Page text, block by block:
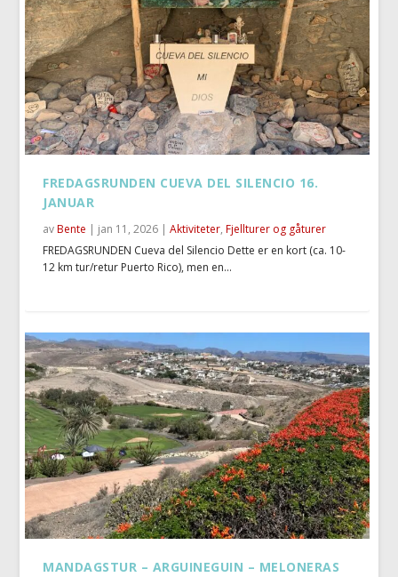
FREDAGSRUNDEN CUEVA DEL SILENCIO 16.
JANUAR
avBente | jan 11, 2026 |Aktiviteter,Fjellturer og gåturer
FREDAGSRUNDEN Cueva del Silencio Dette er en kort (ca. 10-
12 km tur/retur Puerto Rico), men en...
MANDAGSTUR – ARGUINEGUIN – MELONERAS